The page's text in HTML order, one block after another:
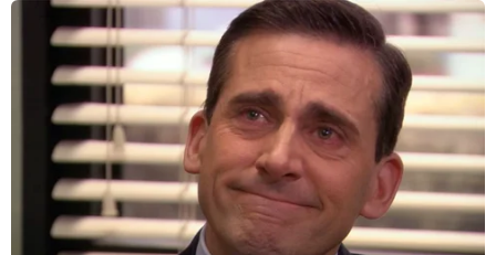
A través de Instagram, Christian Cueva descansaba tranquilo
cuando de pronto se percató de Alex Valera y lo empezó a grabar.
Deportes El Popular
Christian Cueva